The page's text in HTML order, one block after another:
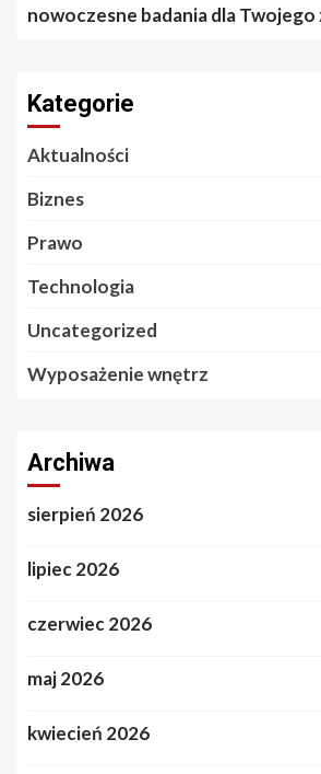
nowoczesne badania dla
Kategorie
Aktualności
Biznes
Prawo
Technologia
Uncategorized
Wyposażenie wnętrz
Archiwa
sierpień 2026
lipiec 2026
czerwiec 2026
maj 2026
kwiecień 2026